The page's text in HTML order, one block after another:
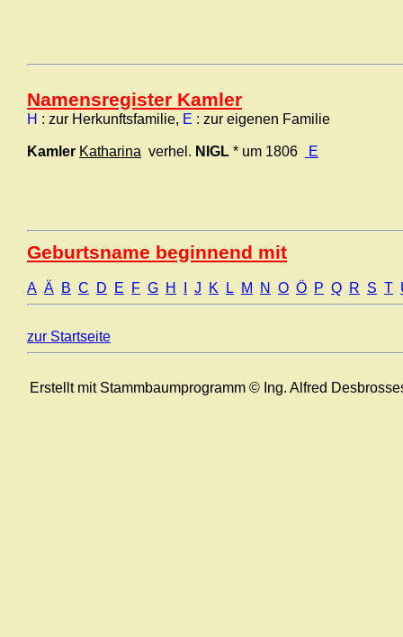
Namensregister Kamler
H : zur Herkunftsfamilie, E : zur eigenen Familie
Kamler Katharina verhel. NIGL * um 1806 E
Geburtsname beginnend mit
A Ä B C D E F G H J K L M N O Ö P Q R S T
zur Startseite
Erstellt mit Stammbaumprogramm © Ing. Alfred